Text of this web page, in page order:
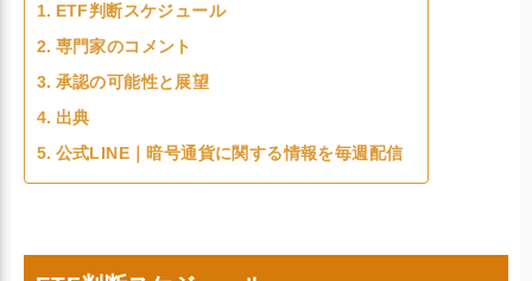
ETF判断スケジュール
専門家のコメント
承認の可能性と展望
出典
公式LINE｜暗号通貨に関する情報を毎週配信